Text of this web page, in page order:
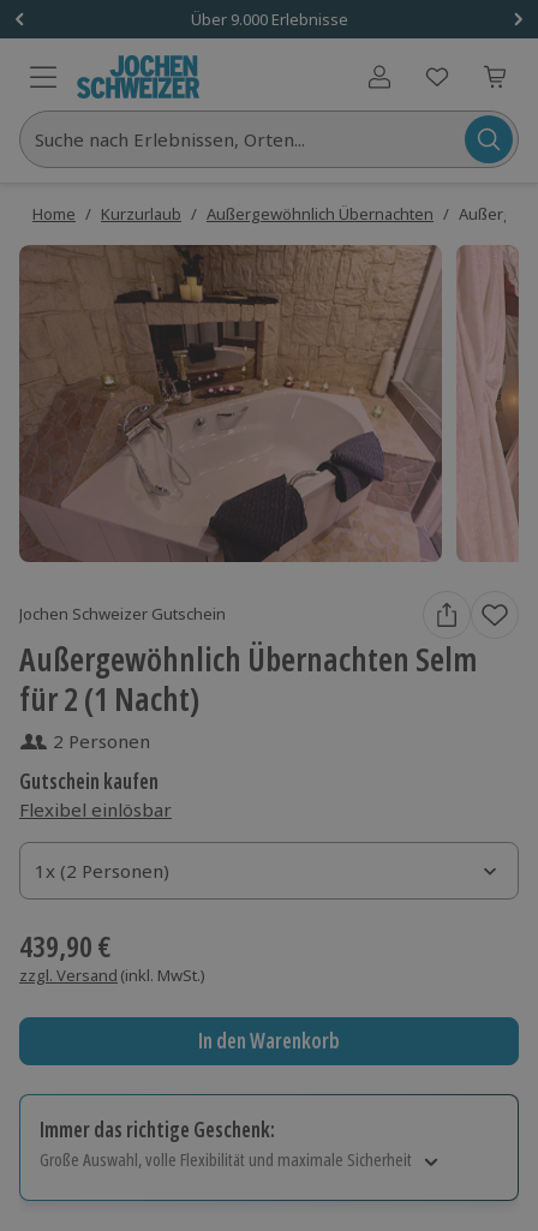
Über 9.000 Erlebnisse
Benutzerkonto
Suche nach Erlebnissen, Orten...
Home / Kurzurlaub / Außergewöhnlich Übernachten /
Jochen Schweizer Gutschein
Außergewöhnlich Übernachten Selm
für 2 (1 Nacht)
2 Personen
Gutschein kaufen
Flexibel einlösbar
1x (2 Personen)
1x (2 Personen)
1x (2 Personen)
439,90 €
zzgl. Versand (inkl. MwSt.)
In den Warenkorb
Immer das richtige Geschenk:
Große Auswahl, volle Flexibilität und maximale Sicherheit